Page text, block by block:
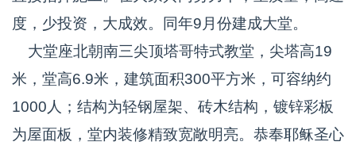
度，少投资，大成效。同年9月份建成大堂。
大堂座北朝南三尖顶塔哥特式教堂，尖塔高19
米，堂高6.9米，建筑面积300平方米，可容纳约
1000人；结构为轻钢屋架、砖木结构，镀锌彩板
为屋面板，堂内装修精致宽敞明亮。恭奉耶稣圣心